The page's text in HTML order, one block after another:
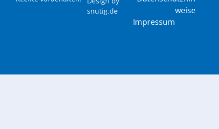
snutig.de
weise
Impressum